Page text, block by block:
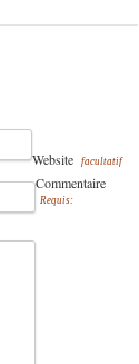
Website facultatif
Commentaire
Requis: